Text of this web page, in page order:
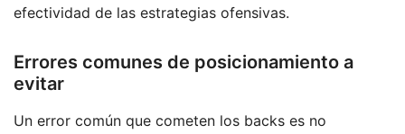
efectividad de las estrategias ofensivas.
Errores comunes de posicionamiento a
evitar
Un error común que cometen los backs es no